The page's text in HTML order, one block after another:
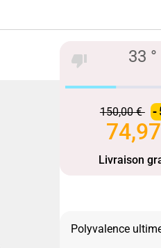
33 °
150,00 € -
Livraison
Polyvalence